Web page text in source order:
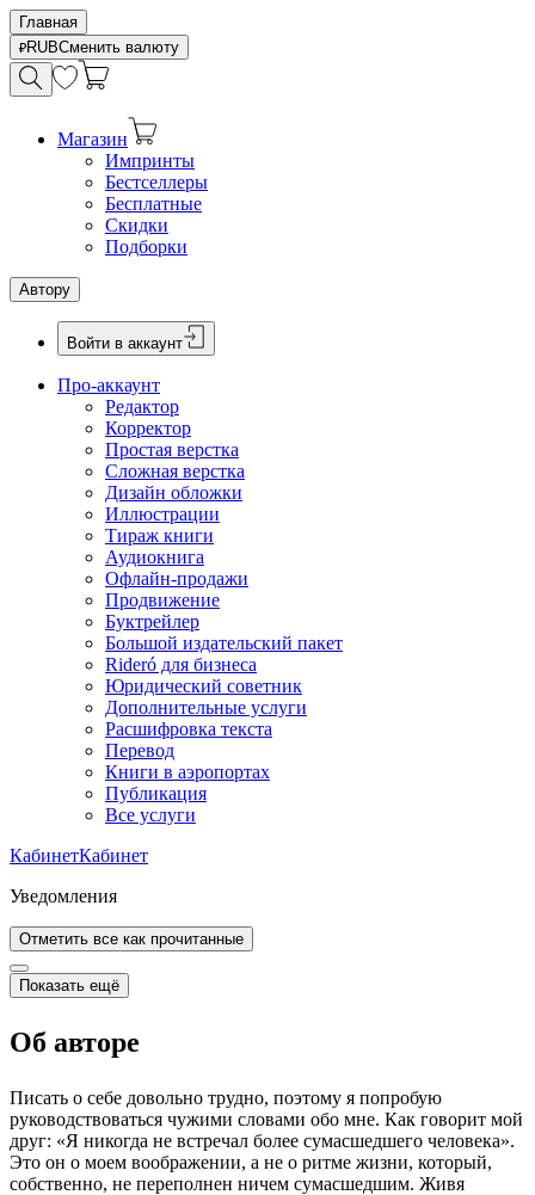
Главная
RUBСменить валюту
Магазин
Импринты
Бестселлеры
Бесплатные
Скидки
Подборки
Автору
Войти в аккаунт
Про-аккаунт
Редактор
Корректор
Простая верстка
Сложная верстка
Дизайн обложки
Иллюстрации
Тираж книги
Аудиокнига
Офлайн-продажи
Продвижение
Буктрейлер
Большой издательский пакет
Rideró для бизнеса
Юридический советник
Дополнительные услуги
Расшифровка текста
Перевод
Книги в аэропортах
Публикация
Все услуги
КабинетКабинет
Уведомления
Отметить все как прочитанные
Показать ещё
Об авторе
Писать о себе довольно трудно, поэтому я попробую
руководствоваться чужими словами обо мне. Как говорит мой
друг: «Я никогда не встречал более сумасшедшего человека».
Это он о моем воображении, а не о ритме жизни, который,
собственно, не переполнен ничем сумасшедшим. Живя